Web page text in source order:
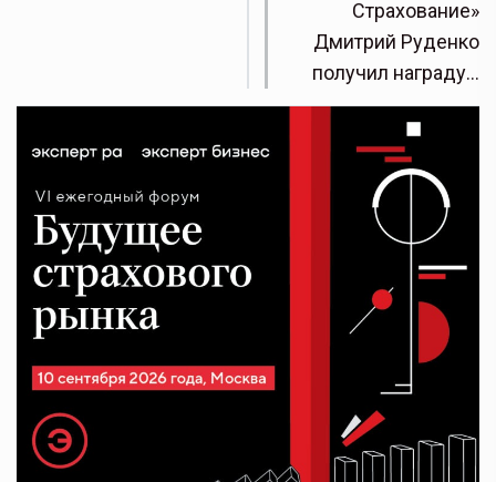
Страхование»
Дмитрий Руденко
получил награду…